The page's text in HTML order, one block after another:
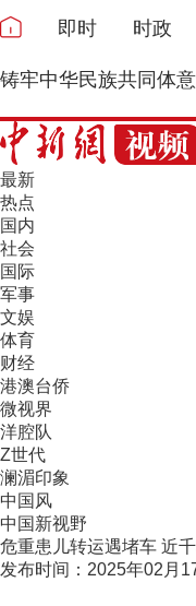
即时 时政
铸牢中华民族共同体
最新
热点
国内
社会
国际
军事
文娱
体育
财经
港澳台侨
微视界
洋腔队
Z世代
澜湄印象
中国风
中国新视野
危重患儿转运遇堵车 近
发布时间：2025年02月